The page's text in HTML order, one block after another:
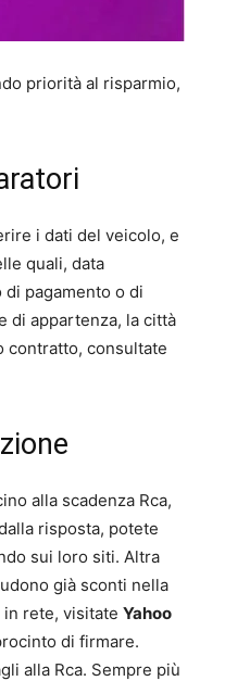
priorità al risparmio,
i dati del veicolo, e
quali, data
di pagamento o di
di appartenza, la città
contratto, consultate
alla scadenza Rca,
risposta, potete
sui loro siti. Altra
già sconti nella
rete, visitate Yahoo
di firmare.
alla Rca. Sempre più